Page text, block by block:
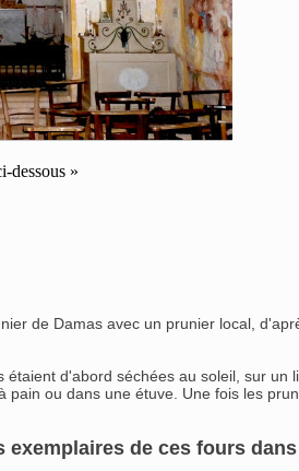
dessous »
de Damas avec un prunier local,
d'abord séchées au soleil, sur un
ou dans une étuve. Une fois les
de ces fours